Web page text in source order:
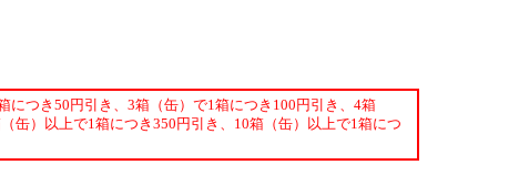
につき50円引き、3箱（缶）で1箱につき100円引き、4箱
缶）以上で1箱につき350円引き、10箱（缶）以上で1箱につ